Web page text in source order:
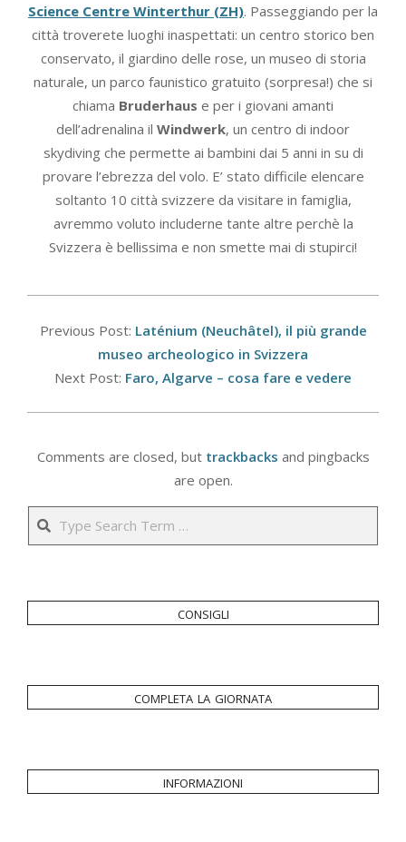
Science Centre Winterthur (ZH). Passeggiando per la
città troverete luoghi inaspettati: un centro storico ben
conservato, il giardino delle rose, un museo di storia
naturale, un parco faunistico gratuito (sorpresa!) che si
chiama Bruderhaus e per i giovani amanti
dell’adrenalina il Windwerk, un centro di indoor
skydiving che permette ai bambini dai 5 anni in su di
provare l’ebrezza del volo. E’ stato difficile elencare
soltanto 10 città svizzere da visitare in famiglia,
avremmo voluto includerne tante altre perchè la
Svizzera è bellissima e non smette mai di stupirci!
10-Previous Post: Laténium (Neuchâtel), il più grande
museo archeologico in Svizzera
Next Post: Faro, Algarve – cosa fare e vedere
Comments are closed, but trackbacks and pingbacks
are open.
consigli
completa la giornata
informazioni